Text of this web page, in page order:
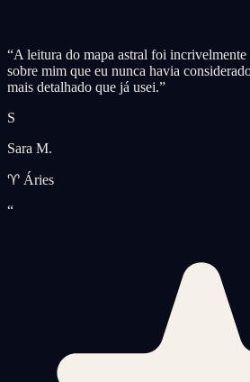
“A leitura do mapa astral foi incrivelmente
sobre mim que eu nunca havia
mais detalhado que já usei.”
S
Sara M.
♈ Áries
“